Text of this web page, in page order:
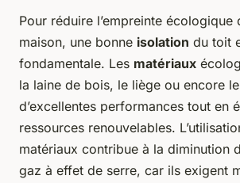
Pour réduire l’empreinte écologique
maison, une bonne isolation du toit
fondamentale. Les matériaux
la laine de bois, le liège ou encore
d’excellentes performances tout en
ressources renouvelables.
matériaux contribue à la diminution
gaz à effet de serre, car ils exigent